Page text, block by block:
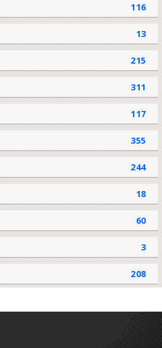
116
13
215
311
117
355
244
18
60
3
208